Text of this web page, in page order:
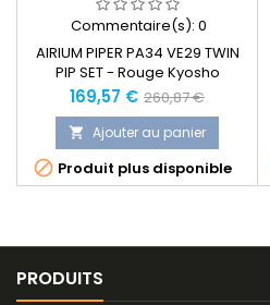
Commentaire(s): 0
AIRIUM PIPER PA34 VE29 TWIN
PIP SET - Rouge Kyosho
Prix
169,57 € Prix
normal
260,87 €
 Ajouter au panier
 Produit plus disponible
PRODUITS